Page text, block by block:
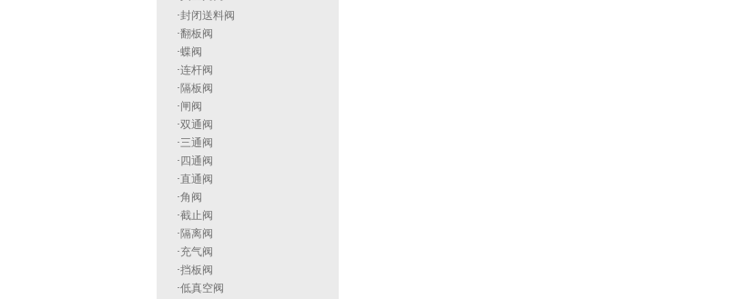
·封闭送料阀
·翻板阀
·蝶阀
·连杆阀
· 隔板阀
·闸阀
·双通阀
·三通阀
· 四通阀
·直通阀
·角阀
·截止阀
· 隔离阀
·充气阀
·挡板阀
·低真空阀